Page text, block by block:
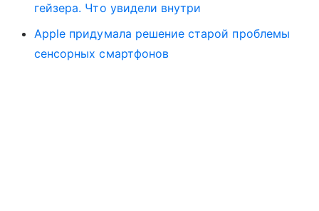
гейзера. Что увидели внутри
Apple придумала решение старой проблемы
сенсорных смартфонов